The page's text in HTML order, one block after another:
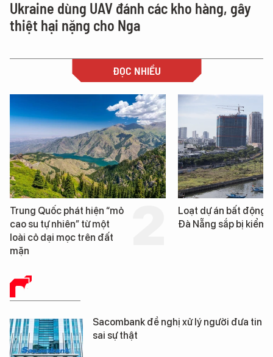
Ukraine dùng UAV đánh các kho hàng, gây
thiệt hại nặng cho Nga
ĐỌC NHIỀU
Loạt dự án bất động sản ở
Đà Nẵng sắp bị kiểm tra
EVN đã buộc thôi
lãnh đạo ngành điện
BÁO CHÍ SỐ
Sacombank đề nghị xử lý người đưa tin
sai sự thật